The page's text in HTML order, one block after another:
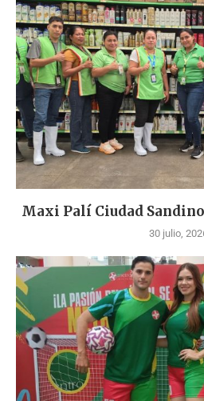
Maxi Palí Ciudad
30 julio,